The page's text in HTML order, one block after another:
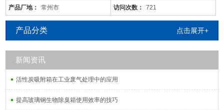
净化。
3、可用于各种烘道、印铁制罐、表面喷涂。印刷油墨、机电绝缘处
理、皮鞋粘胶等烘干线，净化各工序产生的有机废气。
产品厂地： 常州市 访问次数： 721
产品分类 点击展开+
新闻资讯
活性炭吸附箱在工业废气处理中的应用
提高玻璃钢生物除臭箱使用效率的技巧